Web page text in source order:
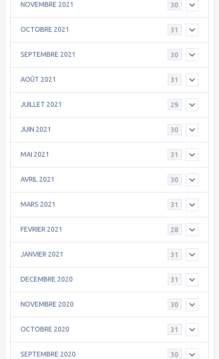
NOVEMBRE 2021 30
OCTOBRE 2021 31
SEPTEMBRE 2021 30
AOÛT 2021 31
JUILLET 2021 29
JUIN 2021 30
MAI 2021 31
AVRIL 2021 30
MARS 2021 31
FEVRIER 2021 28
JANVIER 2021 31
DECEMBRE 2020 31
NOVEMBRE 2020 30
OCTOBRE 2020 31
SEPTEMBRE 2020 30